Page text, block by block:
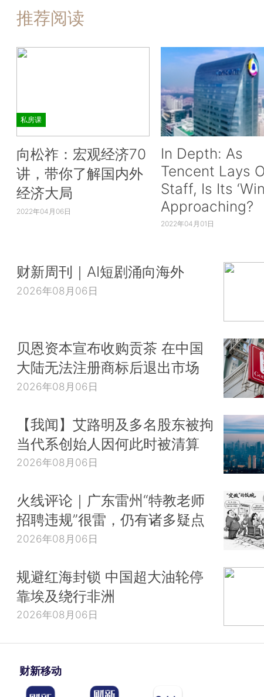
推荐阅读
私房课
向松祚：宏观经济70
讲，带你了解国内外
经济大局
2022年04月06日
In Depth: As
Tencent Lays
Staff, Is Its
Approaching?
2022年04月01日
财新周刊｜AI短剧涌向海外
2026年08月06日
贝恩资本宣布收购贡茶 在中国
大陆无法注册商标后退出市场
2026年08月06日
【我闻】艾路明及多名股东被拘
当代系创始人因何此时被清算
2026年08月06日
火线评论｜广东雷州“特教老师
招聘违规”很雷，仍有诸多疑点
2026年08月06日
规避红海封锁 中国超大油轮停
靠埃及绕行非洲
2026年08月06日
财新移动